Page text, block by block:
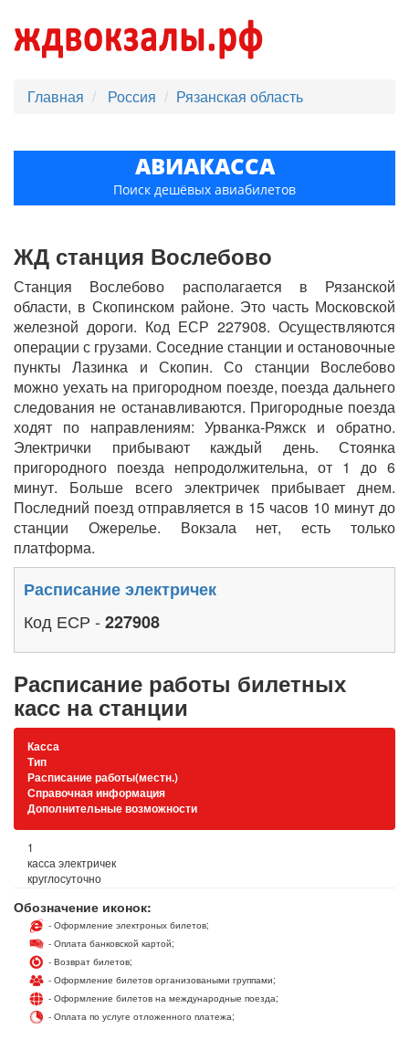
Главная Россия Рязанская область
АВИАКАССА
Поиск дешёвых авиабилетов
ЖД станция Вослебово
Станция Вослебово располагается в Рязанской
области, в Скопинском районе. Это часть Московской
железной дороги. Код ЕСР 227908. Осуществляются
операции с грузами. Соседние станции и остановочные
пункты Лазинка и Скопин. Со станции Вослебово
можно уехать на пригородном поезде, поезда дальнего
следования не останавливаются. Пригородные поезда
ходят по направлениям: Урванка-Ряжск и обратно.
Электрички прибывают каждый день. Стоянка
пригородного поезда непродолжительна, от 1 до 6
минут. Больше всего электричек прибывает днем.
Последний поезд отправляется в 15 часов 10 минут до
станции Ожерелье. Вокзала нет, есть только
платформа.
Расписание электричек
Код ЕСР - 227908
Расписание работы билетных
касс на станции
Касса
Тип
Расписание работы(местн.)
Справочная информация
Дополнительные возможности
1
касса электричек
круглосуточно
Обозначение иконок:
- Оформление электроных билетов;
- Оплата банковской картой;
- Возврат билетов;
- Оформление билетов организоваными группами;
- Оформление билетов на международные поезда;
- Оплата по услуге отложенного платежа;